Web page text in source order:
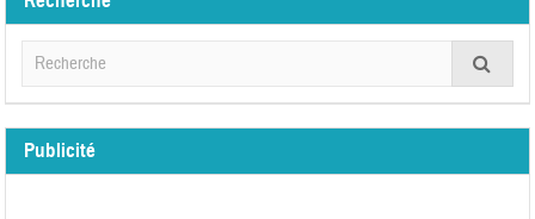
Publicité